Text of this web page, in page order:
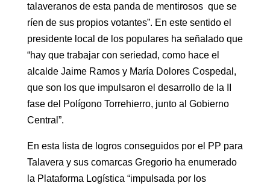
talaveranos de esta panda de mentirosos que se
ríen de sus propios votantes”. En este sentido el
presidente local de los populares ha señalado que
“hay que trabajar con seriedad, como hace el
alcalde Jaime Ramos y María Dolores Cospedal,
que son los que impulsaron el desarrollo de la II
fase del Polígono Torrehierro, junto al Gobierno
Central”.
En esta lista de logros conseguidos por el PP para
Talavera y sus comarcas Gregorio ha enumerado
la Plataforma Logística “impulsada por los